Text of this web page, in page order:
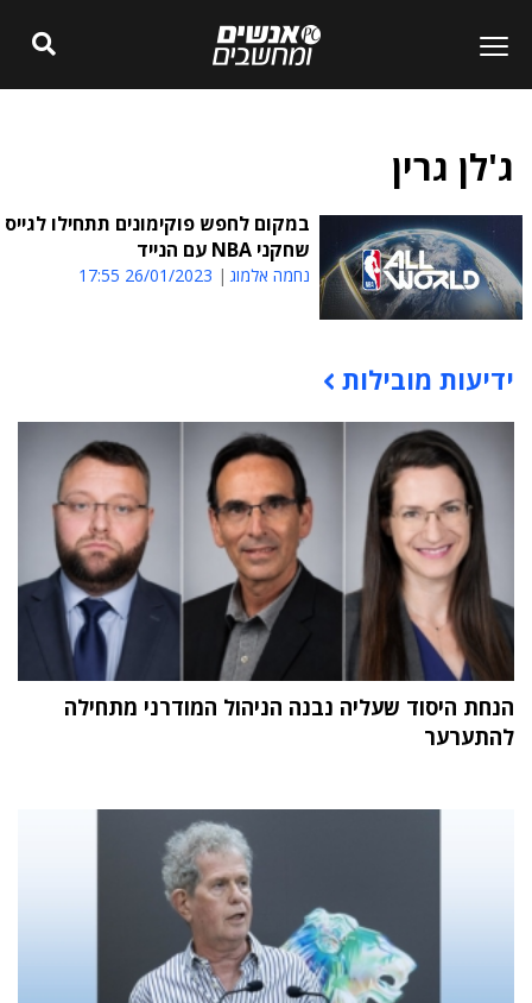
ג'לן גרין
במקום לחפש פוקימונים תתחילו לגייס
שחקני NBA עם הנייד
נחמה אלמוג 26/01/2023 17:55
תוכן פרסומי
ידיעות מובילות
הנחת היסוד שעליה נבנה הניהול המודרני מתחילה
להתערער